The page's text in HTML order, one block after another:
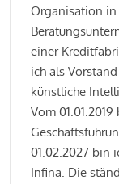
Organisation
einer
ich als
künstliche
Vom
01.02.2027 bin
Infina. Die